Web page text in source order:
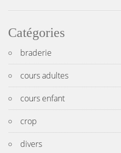
Catégories
braderie
cours adultes
cours enfant
crop
divers